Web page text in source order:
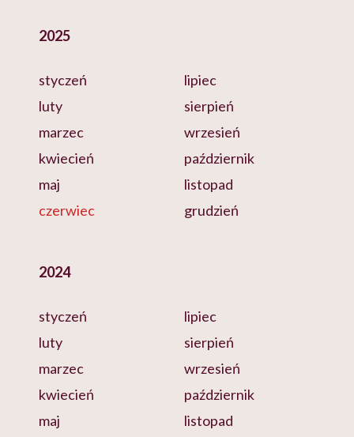
2025
styczeń
luty
marzec
kwiecień
maj
czerwiec
lipiec
sierpień
wrzesień
październik
listopad
grudzień
2024
styczeń
luty
marzec
kwiecień
maj
lipiec
sierpień
wrzesień
październik
listopad